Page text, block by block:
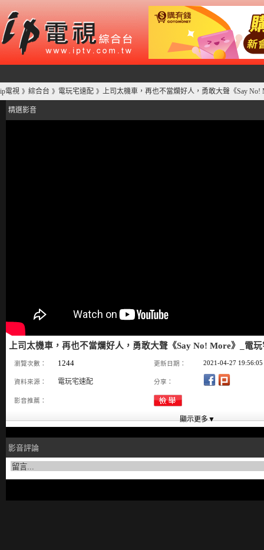
ip電視 》 綜合台 》 電玩宅速配 》 上司太機車，再也不當爛好人，勇敢大聲《Say No!
精選影音
上司太機車，再也不當爛好人，勇敢大聲《Say No! More》_電
瀏覽次數： 1244 更新日期： 2021-04-27 19:56:05
資料來源： 電玩宅速配 分享：
影音推薦：
影音評論